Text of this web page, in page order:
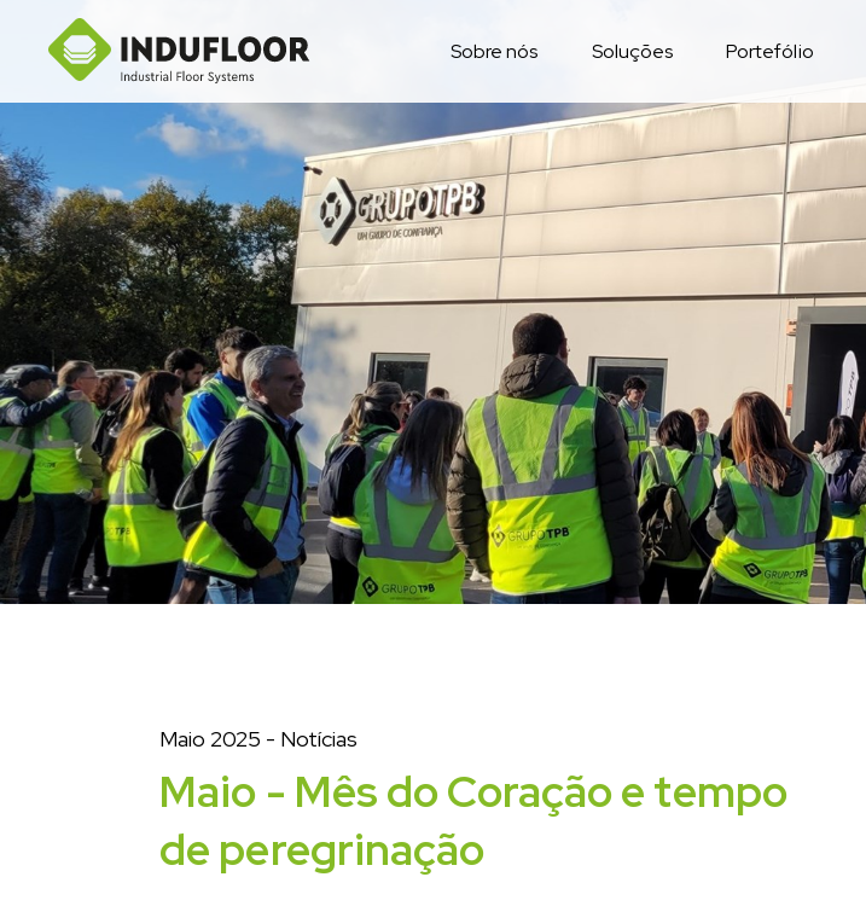
Sobre nós Soluções Portefólio
Maio 2025 - Notícias
Maio - Mês do Coração e tempo
de peregrinação